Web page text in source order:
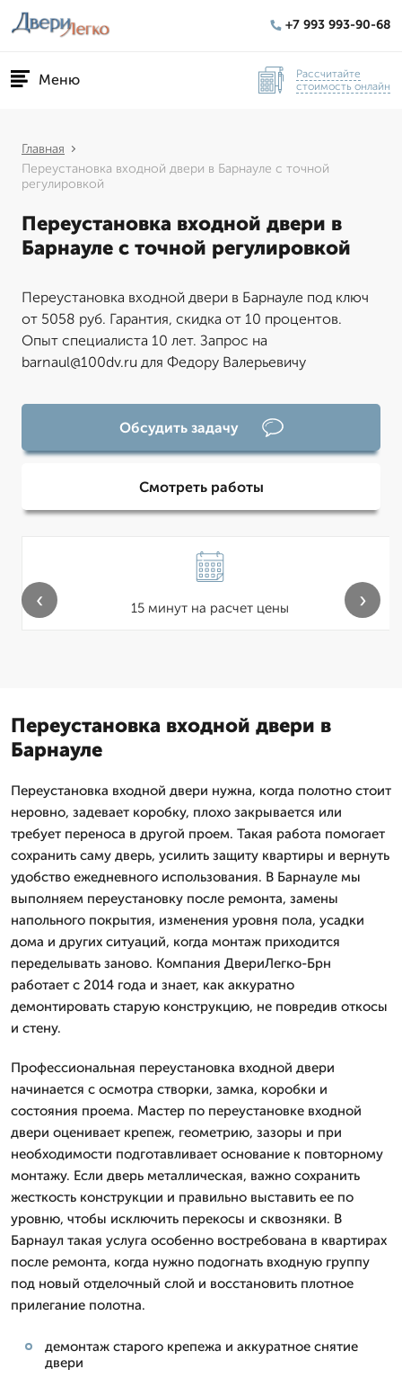
+7 993 993-90-68
Меню
Рассчитайте
стоимость онлайн
Главная
Переустановка входной двери в Барнауле с точной
регулировкой
Переустановка входной двери в
Барнауле с точной регулировкой
Переустановка входной двери в Барнауле под ключ
от 5058 руб. Гарантия, скидка от 10 процентов.
Опыт специалиста 10 лет. Запрос на
barnaul@100dv.ru для Федору Валерьевичу
Обсудить задачу
Смотреть работы
15 минут на расчет цены
‹ ›
Переустановка входной двери в
Барнауле
Переустановка входной двери нужна, когда полотно стоит
неровно, задевает коробку, плохо закрывается или
требует переноса в другой проем. Такая работа помогает
сохранить саму дверь, усилить защиту квартиры и вернуть
удобство ежедневного использования. В Барнауле мы
выполняем переустановку после ремонта, замены
напольного покрытия, изменения уровня пола, усадки
дома и других ситуаций, когда монтаж приходится
переделывать заново. Компания ДвериЛегко-Брн
работает с 2014 года и знает, как аккуратно
демонтировать старую конструкцию, не повредив откосы
и стену.
Профессиональная переустановка входной двери
начинается с осмотра створки, замка, коробки и
состояния проема. Мастер по переустановке входной
двери оценивает крепеж, геометрию, зазоры и при
необходимости подготавливает основание к повторному
монтажу. Если дверь металлическая, важно сохранить
жесткость конструкции и правильно выставить ее по
уровню, чтобы исключить перекосы и сквозняки. В
Барнаул такая услуга особенно востребована в квартирах
после ремонта, когда нужно подогнать входную группу
под новый отделочный слой и восстановить плотное
прилегание полотна.
демонтаж старого крепежа и аккуратное снятие
двери